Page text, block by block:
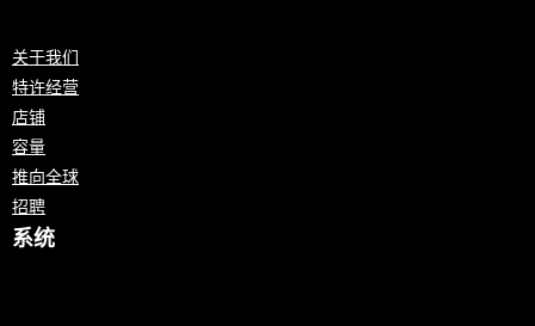
关于我们
特许经营
店铺
容量
推向全球
招聘
系统